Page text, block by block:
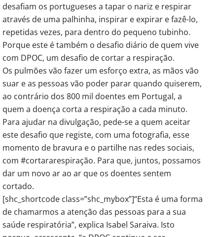
desafiam os portugueses a tapar o nariz e respirar
através de uma palhinha, inspirar e expirar e fazê-lo,
repetidas vezes, para dentro do pequeno tubinho.
Porque este é também o desafio diário de quem vive
com DPOC, um desafio de cortar a respiração.
Os pulmões vão fazer um esforço extra, as mãos vão
suar e as pessoas vão poder parar quando quiserem,
ao contrário dos 800 mil doentes em Portugal, a
quem a doença corta a respiração a cada minuto.
Para ajudar na divulgação, pede-se a quem aceitar
este desafio que registe, com uma fotografia, esse
momento de bravura e o partilhe nas redes sociais,
com #cortararespiração. Para que, juntos, possamos
dar um novo ar ao ar que os doentes sentem
cortado.
[shc_shortcode class=”shc_mybox”]“Esta é uma forma
de chamarmos a atenção das pessoas para a sua
saúde respiratória”, explica Isabel Saraiva. Isto